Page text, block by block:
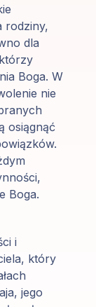
rodziny,
dla
Boga. W
nie
osiągnąć
Boga.
i
który
jego